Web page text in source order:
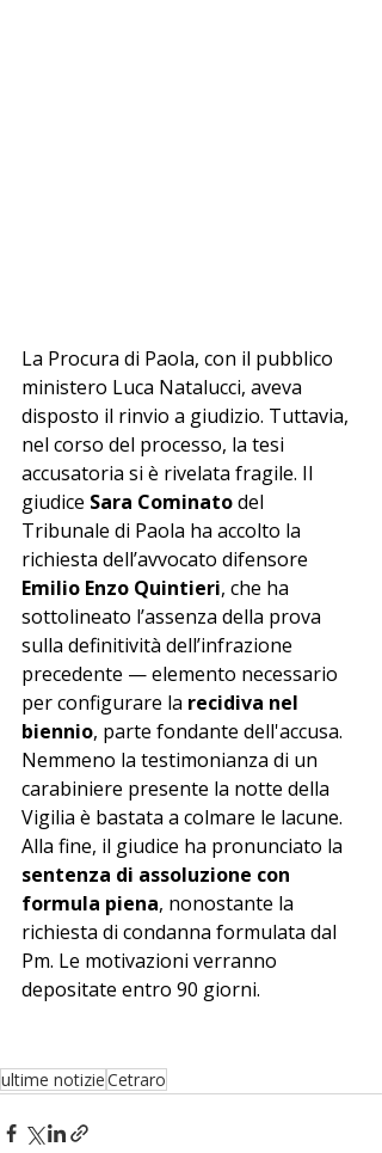
La Procura di Paola, con il pubblico
ministero Luca Natalucci, aveva
disposto il rinvio a giudizio. Tuttavia,
nel corso del processo, la tesi
accusatoria si è rivelata fragile. Il
giudice Sara Cominato del
Tribunale di Paola ha accolto la
richiesta dell’avvocato difensore
Emilio Enzo Quintieri, che ha
sottolineato l’assenza della prova
sulla definitività dell’infrazione
precedente — elemento necessario
per configurare la recidiva nel
biennio, parte fondante dell'accusa.
Nemmeno la testimonianza di un
carabiniere presente la notte della
Vigilia è bastata a colmare le lacune.
Alla fine, il giudice ha pronunciato la
sentenza di assoluzione con
formula piena, nonostante la
richiesta di condanna formulata dal
Pm. Le motivazioni verranno
depositate entro 90 giorni.
ultime notizieCetraro